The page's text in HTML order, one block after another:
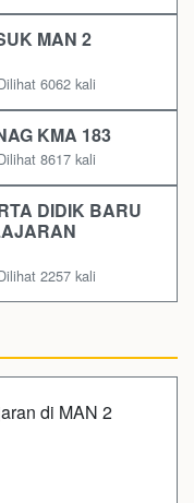
MAN 2
6062 kali
KMA 183
8617 kali
DIDIK BARU
2257 kali
di MAN 2